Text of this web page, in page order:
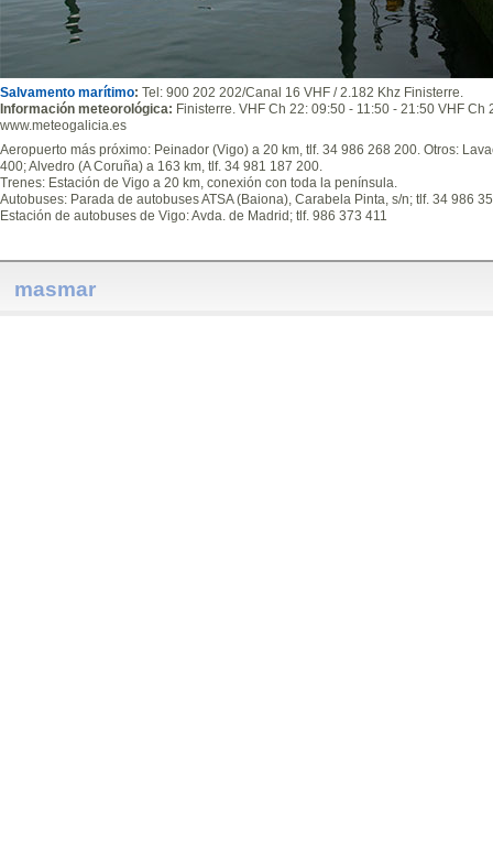
Salvamento marítimo: Tel: 900 202 202/Canal 16 VHF / 2.182 Khz Finisterre.
Información meteorológica: Finisterre. VHF Ch 22: 09:50 - 11:50 - 21:50 VHF
www.meteogalicia.es
Aeropuerto más próximo: Peinador (Vigo) a 20 km, tlf. 34 986 268 200. Otros:
400; Alvedro (A Coruña) a 163 km, tlf. 34 981 187 200.
Trenes: Estación de Vigo a 20 km, conexión con toda la península.
Autobuses: Parada de autobuses ATSA (Baiona), Carabela Pinta, s/n; tlf. 34 986
Estación de autobuses de Vigo: Avda. de Madrid; tlf. 986 373 411
masmar